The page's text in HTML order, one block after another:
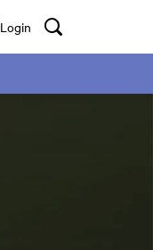
Login